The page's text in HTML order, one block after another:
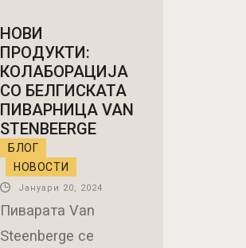
НОВИ
ПРОДУКТИ:
КОЛАБОРАЦИЈА
СО БЕЛГИСКАТА
ПИВАРНИЦА VAN
STENBEERGE
БЛОГ
НОВОСТИ
Јануари 20, 2024
Пиварата Van
Steenberge се